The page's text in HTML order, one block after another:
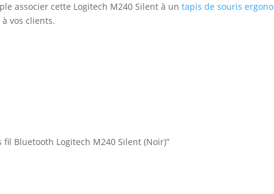
associer cette Logitech M240 Silent à untapis de souris
vos clients.
Bluetooth Logitech M240 Silent (Noir)”